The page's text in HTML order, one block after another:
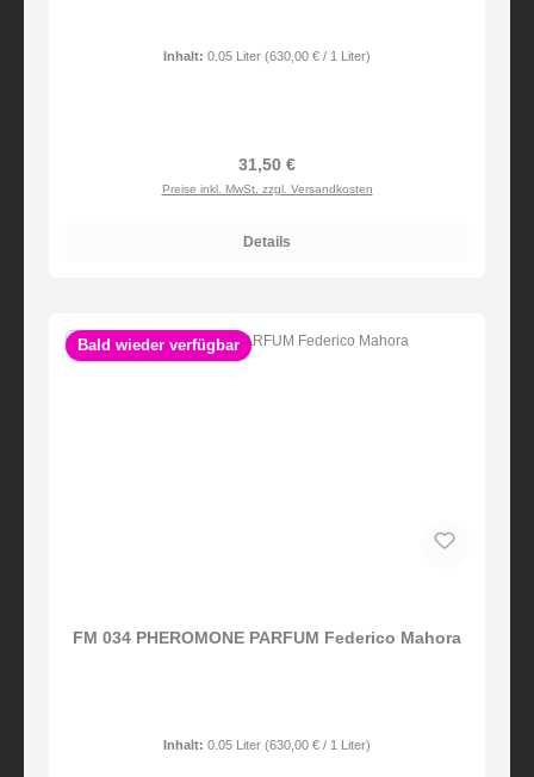
Inhalt: 0.05 Liter (630,00 € / 1 Liter)
Regulärer Preis:
31,50 €
Preise inkl. MwSt. zzgl. Versandkosten
Details
Bald wieder verfügbar
FM 034 PHEROMONE PARFUM Federico Mahora
Inhalt: 0.05 Liter (630,00 € / 1 Liter)